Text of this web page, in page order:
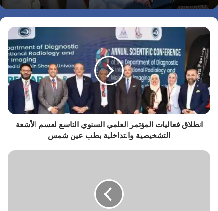
انطلاق فعاليات المؤتمر العلمي السنوي التاسع لقسم الأشعة
التشخيصية والتداخلية بطب عين شمس